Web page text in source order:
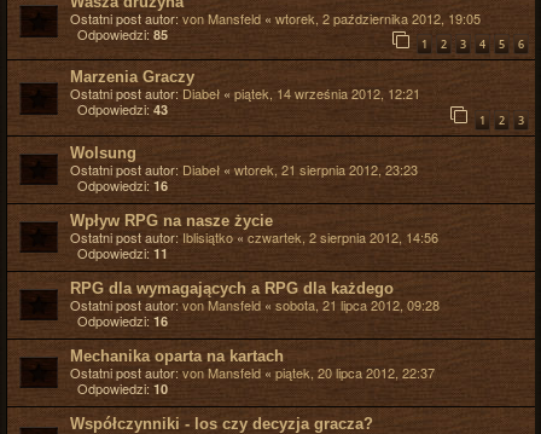
Ostatni post autor: von Mansfeld « wtorek, 2 października 2012, 19:05
Odpowiedzi: 85
1 2 3 4 5 6
Marzenia Graczy
Ostatni post autor: Diabeł « piątek, 14 września 2012, 12:21
Odpowiedzi: 43
1 2 3
Wolsung
Ostatni post autor: Diabeł « wtorek, 21 sierpnia 2012, 23:23
Odpowiedzi: 16
Wpływ RPG na nasze życie
Ostatni post autor: Iblisiątko «czwartek, 2 sierpnia 2012, 14:56
Odpowiedzi: 11
RPG dla wymagających a RPG dla każdego
Ostatni post autor:von Mansfeld « sobota, 21 lipca 2012, 09:28
Odpowiedzi: 16
Mechanika oparta na kartach
Ostatni post autor: von Mansfeld « piątek, 20 lipca 2012, 22:37
Odpowiedzi: 10
Współczynniki - los czy decyzja gracza?